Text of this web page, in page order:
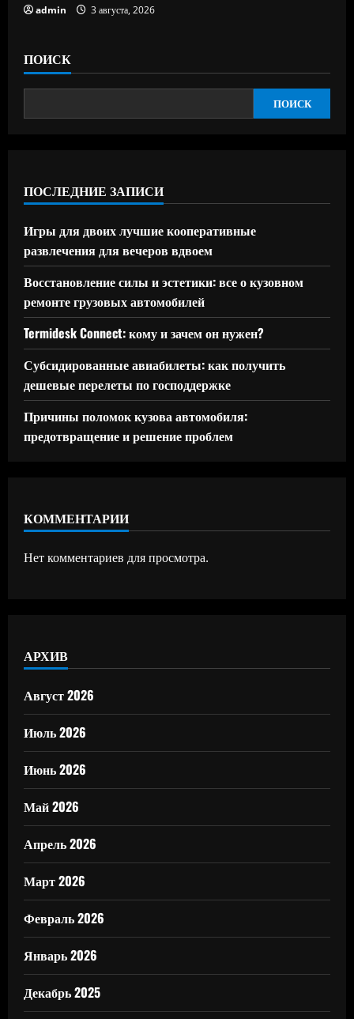
admin 3 августа, 2026
ПОИСК
ПОИСК
ПОСЛЕДНИЕ ЗАПИСИ
Игры для двоих лучшие кооперативные
развлечения для вечеров вдвоем
Восстановление силы и эстетики: все о кузовном
ремонте грузовых автомобилей
Termidesk Connect: кому и зачем он нужен?
Субсидированные авиабилеты: как получить
дешевые перелеты по господдержке
Причины поломок кузова автомобиля:
предотвращение и решение проблем
КОММЕНТАРИИ
Нет комментариев для просмотра.
АРХИВ
Август 2026
Июль 2026
Июнь 2026
Май 2026
Апрель 2026
Март 2026
Февраль 2026
Январь 2026
Декабрь 2025